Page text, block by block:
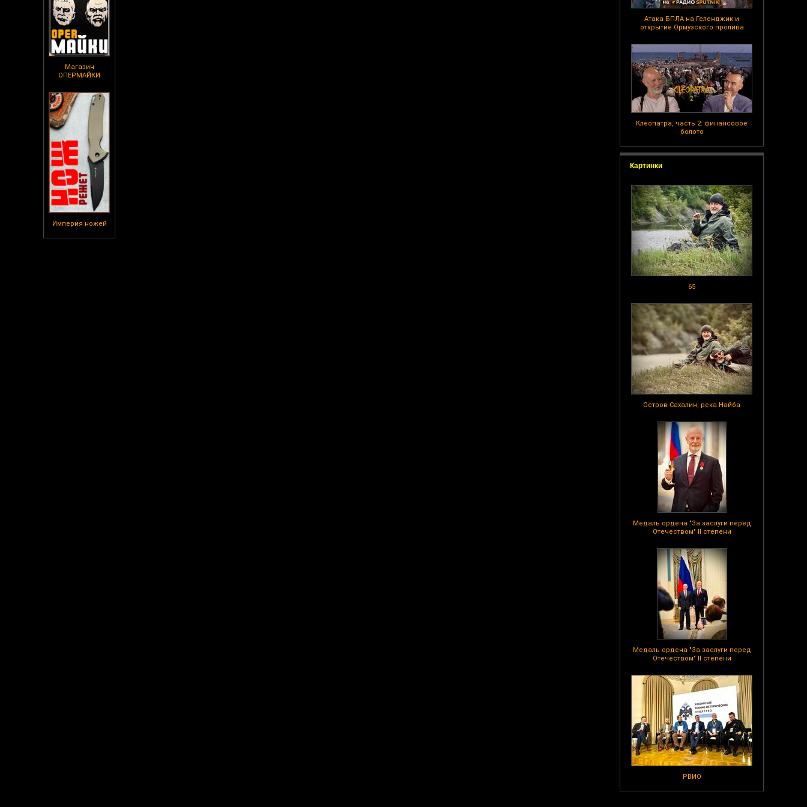
Магазин
ОПЕРМАЙКИ
Империя ножей
Атака БПЛА на Геленджик и
открытие Ормузского пролива
Клеопатра, часть 2: финансовое
болото
Картинки
65
Остров Сахалин, река Найба
Медаль ордена "За заслуги перед
Отечеством" II степени
Медаль ордена "За заслуги перед
Отечеством" II степени
РВИО